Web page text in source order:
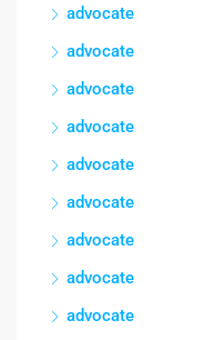
advocate
advocate
advocate
advocate
advocate
advocate
advocate
advocate
advocate